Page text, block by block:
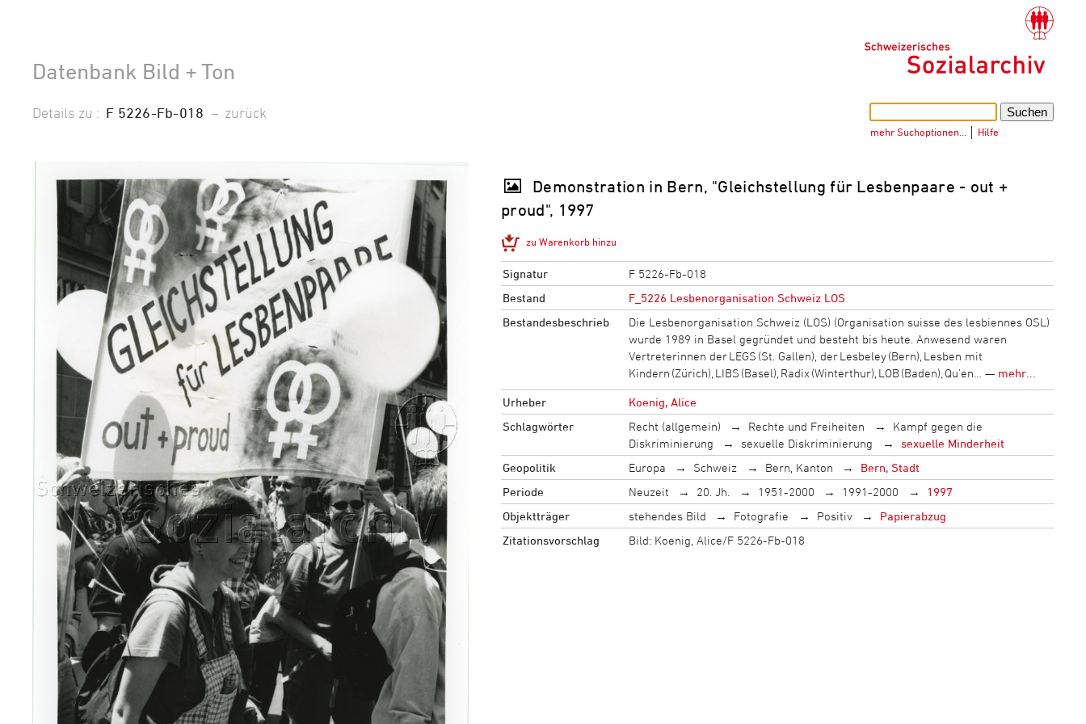
Datenbank Bild + Ton
mehr Suchoptionen… Hilfe
Details zu : F 5226-Fb-018 – zurück
Demonstration in Bern, "Gleichstellung für Lesbenpaare - out +
proud", 1997
zu Warenkorb hinzu
Signatur
F 5226-Fb-018
Bestand
F_5226 Lesbenorganisation Schweiz LOS
Bestandesbeschrieb
Die Lesbenorganisation Schweiz (LOS) (Organisation suisse des lesbiennes OSL)
wurde 1989 in Basel gegründet und besteht bis heute. Anwesend waren
Vertreterinnen der LEGS (St. Gallen), der Lesbeley (Bern), Lesben mit
Kindern (Zürich), LIBS (Basel), Radix (Winterthur), LOB (Baden), Qu'en… — mehr...
Urheber
Koenig, Alice
Schlagwörter
Recht (allgemein) Rechte und Freiheiten
Kampf gegen die
Diskriminierung
sexuelle Diskriminierung
sexuelle Minderheit
Geopolitik
Europa Schweiz Bern, Kanton
Bern, Stadt
Periode
Neuzeit 20. Jh. 1951-2000 1991-2000
1997
Objektträger
stehendes Bild Fotografie Positiv
Papierabzug
Zitationsvorschlag
Bild: Koenig, Alice/F 5226-Fb-018